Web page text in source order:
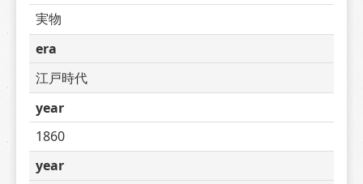
実物
era
江戸時代
year
1860
year